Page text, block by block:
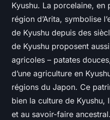
Kyushu. La porcelaine, en
région d’Arita, symbolise
de Kyushu depuis des
de Kyushu proposent
agricoles – patates
d’une agriculture en
régions du Japon. Ce
bien la culture de Kyushu,
et au savoir-faire ancestral.